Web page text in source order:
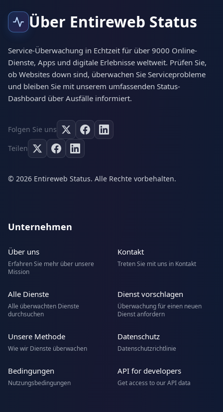
Über Entireweb Status
Service-Überwachung in Echtzeit für über 9000 Online-
Dienste, Apps und digitale Erlebnisse weltweit. Prüfen Sie,
ob Websites down sind, überwachen Sie Serviceprobleme
und bleiben Sie mit unserem umfassenden Status-
Dashboard über Ausfälle informiert.
Folgen Sie uns
Teilen
© 2026 Entireweb Status. Alle Rechte vorbehalten.
Unternehmen
Über uns
Erfahren Sie mehr über unsere
Mission
Kontakt
Treten Sie mit uns in Kontakt
Alle Dienste
Alle überwachten Dienste
durchsuchen
Dienst vorschlagen
Überwachung für einen neuen
Dienst anfordern
Unsere Methode
Wie wir Dienste überwachen
Datenschutz
Datenschutzrichtlinie
Bedingungen
Nutzungsbedingungen
API for developers
Get access to our API data